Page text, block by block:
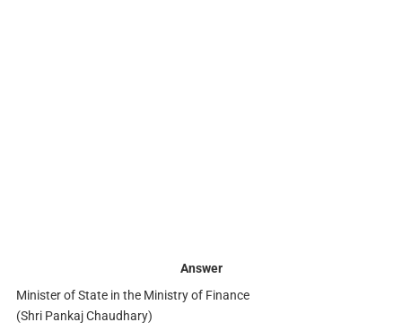
Answer
Minister of State in the Ministry of Finance
(Shri Pankaj Chaudhary)